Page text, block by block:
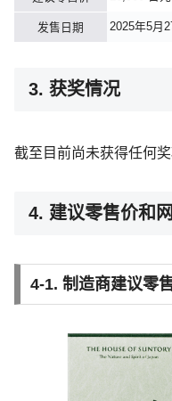
发售日期 2025年5月
3. 获奖情况
截至目前尚未获得任何奖
4. 建议零售价和
4-1. 制造商建议零